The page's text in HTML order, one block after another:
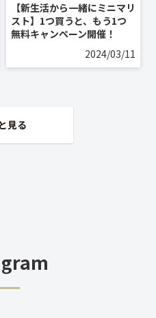
【新生活から一緒にミニマリ
スト】1つ買うと、もう1つ
無料キャンペーン開催！
2024/03/11
見る